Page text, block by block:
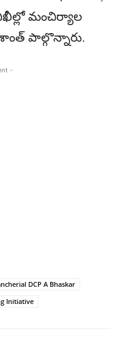
మంచిర్యాల
పాల్గొన్నారు.
-
DCP A Bhaskar
Initiative